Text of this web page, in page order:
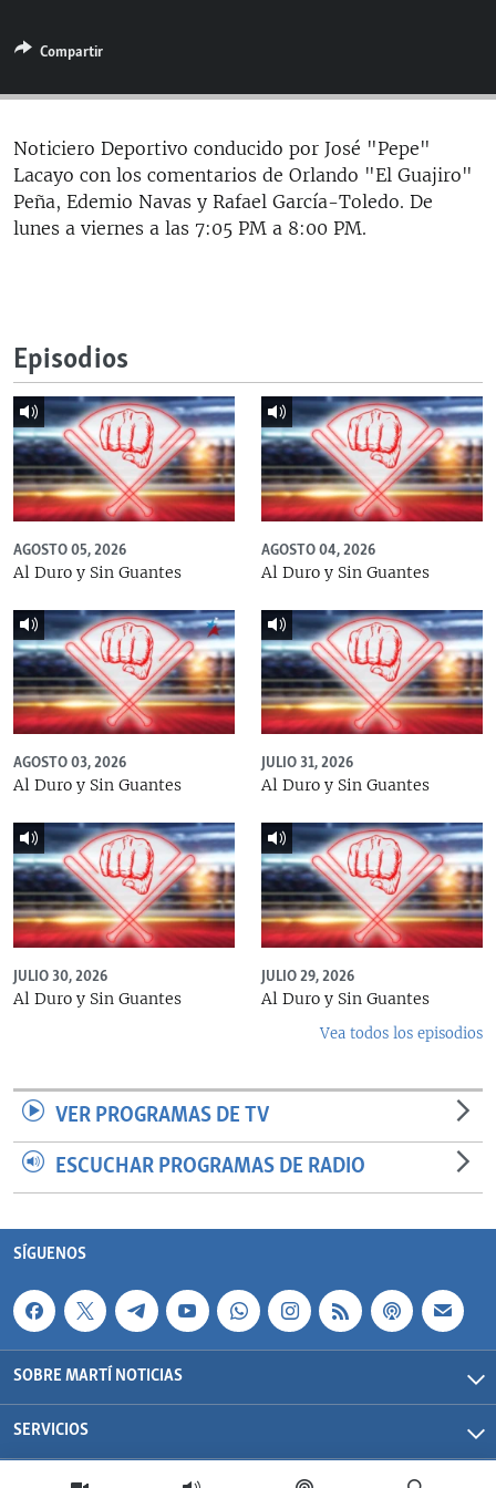
ESPECIALES
ESPECIALES
LA REALIDAD DE LA VIVIENDA EN CUBA
SER VIEJO EN CUBA
KENTU-CUBANO
MULTIMEDIA
EDITORIALES
SÍGUENOS
Compartir
Noticiero Deportivo conducido por José "Pepe"
Lacayo con los comentarios de Orlando "El Guajiro"
Peña, Edemio Navas y Rafael García-Toledo. De
lunes a viernes a las 7:05 PM a 8:00 PM.
Episodios
AGOSTO 05, 2026
Al Duro y Sin Guantes
AGOSTO 04, 2026
Al Duro y Sin Guantes
AGOSTO 03, 2026
Al Duro y Sin Guantes
JULIO 31, 2026
Al Duro y Sin Guantes
JULIO 30, 2026
Al Duro y Sin Guantes
JULIO 29, 2026
Al Duro y Sin Guantes
Vea todos los episodios
VER PROGRAMAS DE TV
ESCUCHAR PROGRAMAS DE RADIO
SÍGUENOS
SOBRE MARTÍ NOTICIAS
SERVICIOS